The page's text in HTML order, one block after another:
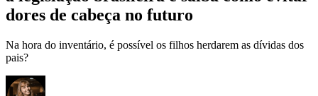
dores de cabeça no futuro
Na hora do inventário, é possível os filhos herdarem as dívidas dos
pais?